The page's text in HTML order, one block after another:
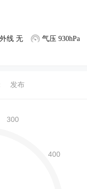
线 无 气压 930hPa
发布